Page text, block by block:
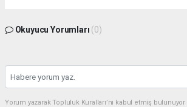
Okuyucu Yorumları (0)
Yorum yazarak Topluluk Kuralları’nı kabul etmiş